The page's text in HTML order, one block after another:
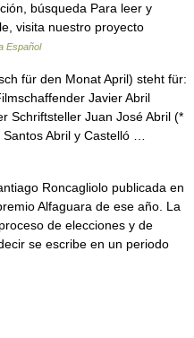
búsqueda Para leer y
visita nuestro proyecto
Español
für den Monat April) steht für:
Javier Abril
Schriftsteller Juan José Abril (*
Abril y Castelló …
Roncagliolo publicada en
Alfaguara de ese año. La
de elecciones y de
se escribe en un periodo